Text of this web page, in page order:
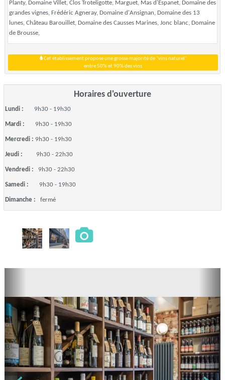
Planty, Domaine Villet, Clos Troteligotte, Marguet, Mas d'Espanet, Domaine des
grandes vignes, Frédéric Agneray, Domaine d'Ansignan, Domaine des 13
lunes, Château Barouillet, Domaine des Causses Marines, Jonc blanc, Domaine
de Brousse,
Cet établissement propose une grosse majorité de "vins naturel"
entre 50% et 90% des vins
Horaires d'ouverture
Lundi : 9h30 - 19h30
Mardi : 9h30 - 19h30
Mercredi : 9h30 - 19h30
Jeudi : 9h30 - 22h30
Vendredi : 9h30 - 22h30
Samedi : 9h30 - 19h30
Dimanche : fermé